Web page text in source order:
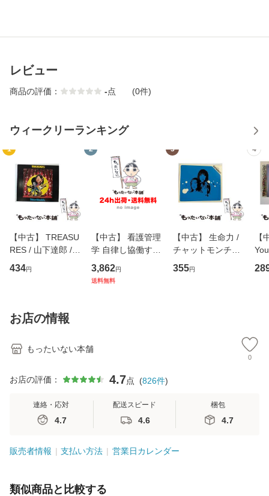
レビュー
商品の評価： -点 (0件)
ウィークリーランキング
1
【中古】 TREASU
RES / 山下達郎 /
イーストウエス
ト・ジャパン [CD]
434円
2
【中古】 看護管理
学 自律し協働する
専門職の看護マネ
ジメントスキル 改
3,862円
送料無料
3
【中古】 生命力 /
チャットモンチー /
キューンレコード
[CD]【メール便送
355円
4
【
のが
お店の情報
もったいない本舗
0
お店の評価： 4.7点 (826件)
連絡・応対
4.7
配送スピード
4.6
梱包
4.7
販売者情報 支払い方法 営業日カレンダー
類似商品と比較する